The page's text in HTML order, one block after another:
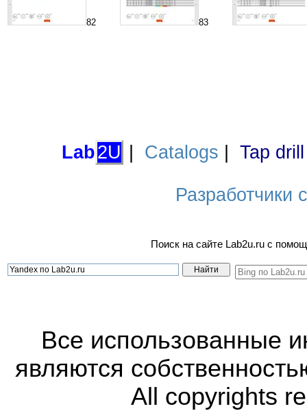
82 83
Lab2U Catalogs Tap
Разработчики
Поиск на сайте Lab2u.ru с
Все использованные
являются
All copyrights